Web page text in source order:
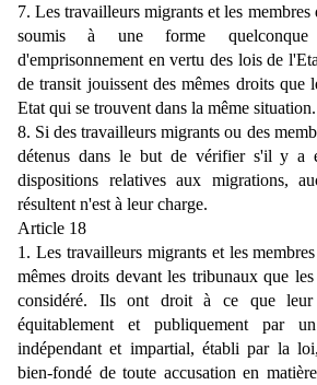
7. Les travailleurs migrants et les
soumis à une forme
d'emprisonnement en vertu des lois de
de transit jouissent des mêmes droits que
Etat qui se trouvent dans la même situation.
8. Si des travailleurs migrants ou des
détenus dans le but de vérifier s'il y a
dispositions relatives aux migrations,
résultent n'est à leur charge.
Article 18
1. Les travailleurs migrants et les
mêmes droits devant les tribunaux que
considéré. Ils ont droit à ce que leur
équitablement et publiquement par
indépendant et impartial, établi par la
bien-fondé de toute accusation en